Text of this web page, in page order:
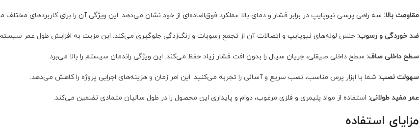
مقاومت بالا: سه راهی پرسی نیوپایپ در برابر فشار و دمای بالا عملکرد فوق‌العاده‌ای از خود نشان می‌دهد. این ویژگی آن را برای کاربردهای
ضد خوردگی و رسوب: جنس لوله‌های نیوپایپ و اتصالات آن از تجمع رسوبات و زنگ‌زدگی جلوگیری می‌کند. این مزیت به افزایش طول عمر
سطح داخلی صاف: سطح داخلی صیقلی، جریان سیال را بدون افت فشار زیاد حفظ می‌کند. این ویژگی راندمان سیستم را بالا می‌برد.
سهولت نصب: شما با ابزار پرس مناسب، نصب سریع و آسانی را تجربه می‌کنید. این امر زمان و هزینه‌های اجرایی پروژه را کاهش می‌دهد.
عمر مفید طولانی: استفاده از مواد پلیمری و فلزی مرغوب، دوام و پایداری این محصول را در طول سالیان متمادی تضمین می‌کند.
مزایای استفاده